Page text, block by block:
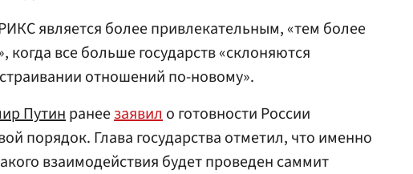
является более привлекательным, «тем более
когда все больше государств «склоняются
отношений по-новому».
Путинранеезаявило готовности России
порядок. Глава государства отметил, что именно
взаимодействия будет проведен саммит